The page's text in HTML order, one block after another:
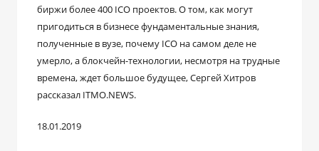
биржи более 400 ICO проектов. О том, как могут
пригодиться в бизнесе фундаментальные знания,
полученные в вузе, почему ICO на самом деле не
умерло, а блокчейн-технологии, несмотря на трудные
времена, ждет большое будущее, Сергей Хитров
рассказал ITMO.NEWS.
18.01.2019